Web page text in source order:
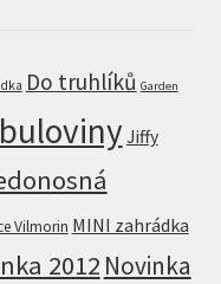
Do truhlíků Garden
Jiffy
Vilmorin MINI zahrádka
2012 Novinka